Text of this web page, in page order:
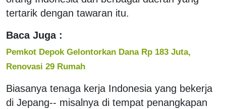
tertarik dengan tawaran itu.
Baca Juga :
Pemkot Depok Gelontorkan Dana Rp 183 Juta,
Renovasi 29 Rumah
Biasanya tenaga kerja Indonesia yang bekerja
di Jepang-- misalnya di tempat penangkapan